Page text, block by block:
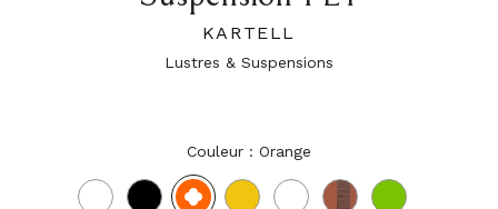
KARTELL
Lustres & Suspensions
Couleur : Orange
Blanc Noir OrangeJaune Transparent
Rose
Vert